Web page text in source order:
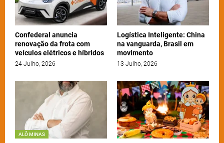
Confederal anuncia
renovação da frota com
veículos elétricos e híbridos
24 Julho, 2026
Logística Inteligente: China
na vanguarda, Brasil em
movimento
13 Julho, 2026
ALÔ MINAS